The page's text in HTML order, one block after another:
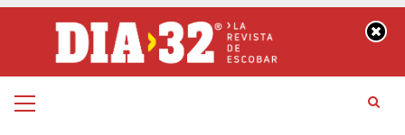
contenido
Menú